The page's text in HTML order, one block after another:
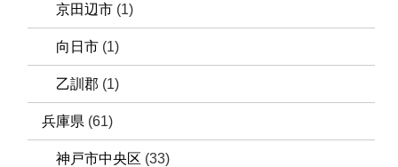
京田辺市 (1)
向日市 (1)
乙訓郡 (1)
兵庫県 (61)
神戸市中央区 (33)